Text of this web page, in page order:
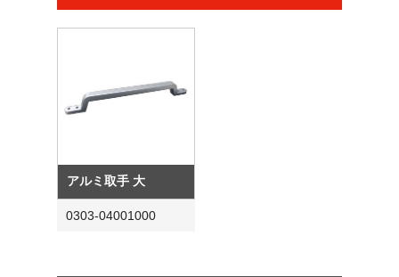
アルミ取手 大
0303-04001000